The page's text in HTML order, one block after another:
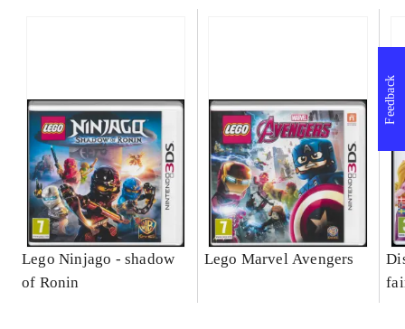
Lego Ninjago - shadow
of Ronin
Lego Marvel Avengers
Feedback